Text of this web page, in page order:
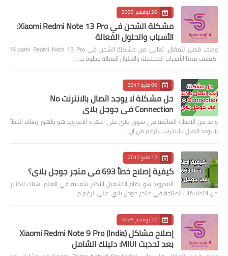
26 نوفمبر 2025
مشكلة الشحن في Xiaomi Redmi Note 13 Pro:
الأسباب والحلول الفعالة
وصف قصير للمقال: تعاني من مشكلة الشحن في Xiaomi Redmi Note 13 Pro؟
اكتشف معنا الأسباب المحتملة والحلول الفعالة خطوة ب…
06 مايو 2017
حل مشكلة لا يوجد اتصال بالانترنت No
Connection في جوجل بلاي
واحد من الاخطاء الشائعة في سوق بلاي على اجهزة الاندرويد هو ظهور رسالة الخطأ
لا يوجد اتصال بالانترنت بالرغم من ان ا…
12 مايو 2017
كيفية إصلاح خطأ 693 في متجر جوجل بلاي؟
الاندرويد هو نظام التشغيل الأكثر شعبية في العالم. هناك الكثير
من التطبيقات المتاحة في متجر جوجل بلاي. على الرغم م…
22 نوفمبر 2025
إصلاح مشاكل Xiaomi Redmi Note 9 Pro (India)
بعد تحديث MIUI: دليلك الشامل